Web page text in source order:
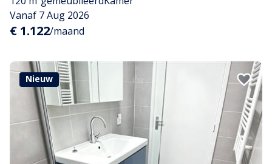
Vanaf 7 Aug 2026
€ 1.122/maand
Nieuw